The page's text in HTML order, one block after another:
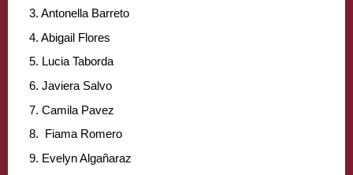
3. Antonella Barreto
4. Abigail Flores
5. Lucia Taborda
6. Javiera Salvo
7. Camila Pavez
8.  Fiama Romero
9. Evelyn Algañaraz